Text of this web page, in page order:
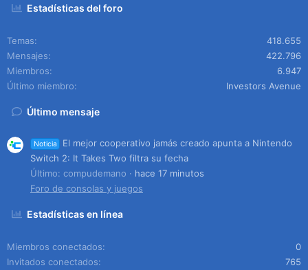
Estadísticas del foro
Temas
418.655
Mensajes
422.796
Miembros
6.947
Último miembro
Investors Avenue
Último mensaje
Noticia
El mejor cooperativo jamás creado apunta a Nintendo
Switch 2: It Takes Two filtra su fecha
Último: compudemano
hace 17 minutos
Foro de consolas y juegos
Estadísticas en línea
Miembros conectados
0
Invitados conectados
765